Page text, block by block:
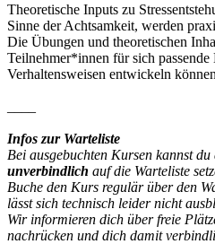
Theoretische Inputs zu
Sinne der Achtsamkeit, werden
Die Übungen und theoretischen
Teilnehmer*innen für sich
Verhaltensweisen entwickeln
Infos zur Warteliste
Bei ausgebuchten Kursen kannst du
unverbindlich auf die Warteliste
Buche den Kurs regulär über den
lässt sich technisch leider nicht
Wir informieren dich über freie
nachrücken und dich damit